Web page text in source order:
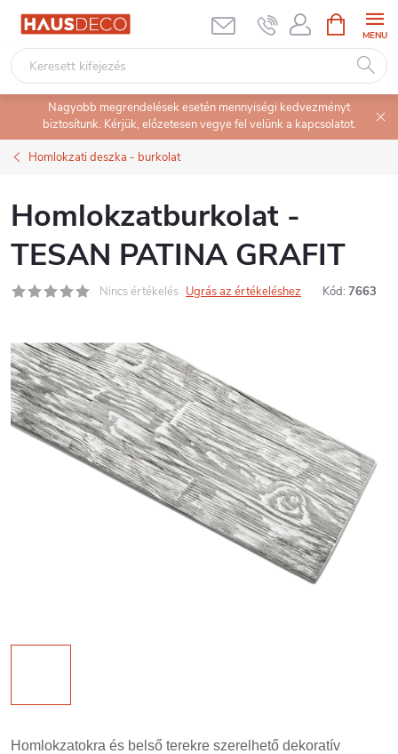
Ugrás
tartalomhoz
KOSÁR
Nagyobb megrendelések esetén mennyiségi kedvezményt
biztosítunk. Kérjük, előzetesen vegye fel velünk a kapcsolatot.
Homlokzati deszka - burkolat
Homlokzatburkolat -
TESAN PATINA GRAFIT
Nincs értékelés Ugrás az értékeléshez Kód: 7663
Homlokzatokra és belső terekre szerelhető dekoratív